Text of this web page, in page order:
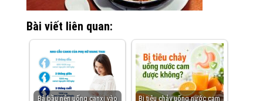
Bài viết liên quan:
Bà bầu nên uống canxi vào
Bị tiêu chảy uống nước cam